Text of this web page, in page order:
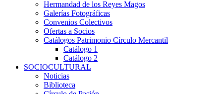
Hermandad de los Reyes Magos
Galerías Fotográficas
Convenios Colectivos
Ofertas a Socios
Catálogos Patrimonio Círculo Mercantil
Catálogo 1
Catálogo 2
SOCIOCULTURAL
Noticias
Biblioteca